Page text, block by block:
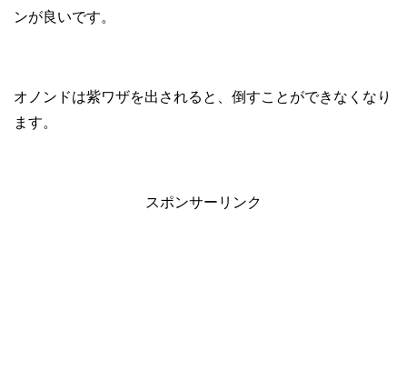
ンが良いです。
オノンドは紫ワザを出されると、倒すことができなくなり
ます。
スポンサーリンク